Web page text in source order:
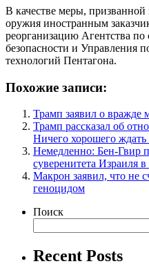
В качестве меры, призванной
оружия иностранным
реорганизацию Агентства по
безопасности и Управления
технологий Пентагона.
Похожие записи:
Трамп заявил о
Трамп рассказал об
Ничего хорошего ждать
Немедленно: Бен-Гвир
суверенитета Израиля
Макрон заявил, что не
геноцидом
Поиск
Recent Posts